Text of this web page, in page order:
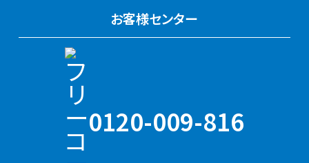
お客様センター
0120-009-816